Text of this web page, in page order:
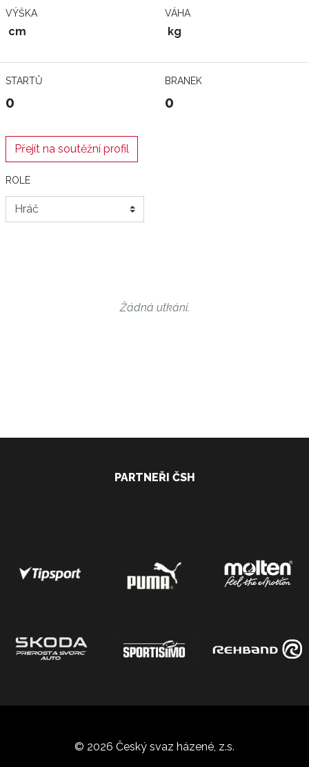
VÝŠKA
cm
VÁHA
kg
STARTŮ
0
BRANEK
0
Přejít na soutěžní profil
ROLE
Žádná utkání.
PARTNEŘI ČSH
© 2026 Český svaz házené, z.s.